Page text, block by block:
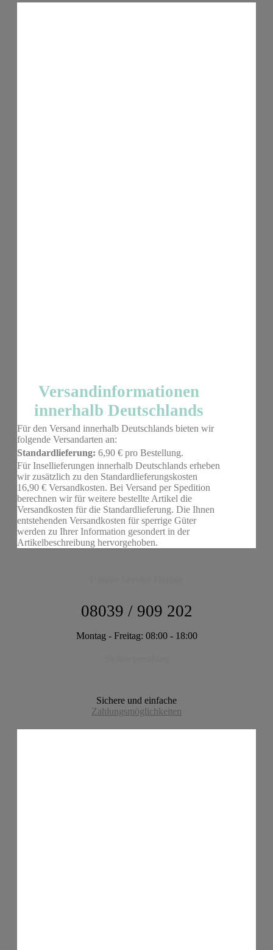
Versandinformationen
innerhalb Deutschlands
Für den Versand innerhalb Deutschlands bieten wir
folgende Versandarten an:
Standardlieferung: 6,90 € pro Bestellung.
Für Insellieferungen innerhalb Deutschlands erheben
wir zusätzlich zu den Standardlieferungskosten
16,90 € Versandkosten. Bei Versand per Spedition
berechnen wir für weitere bestellte Artikel die
Versandkosten für die Standardlieferung. Die Ihnen
entstehenden Versandkosten für sperrige Güter
werden zu Ihrer Information gesondert in der
Artikelbeschreibung hervorgehoben.
08039 / 909 202
Montag - Freitag: 08:00 - 18:00
Sichere und einfache
Zahlungsmöglichkeiten